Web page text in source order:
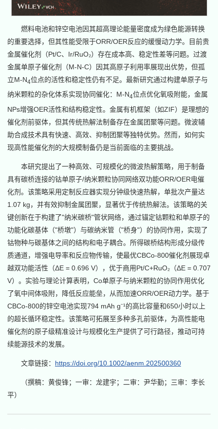
燃料电池和锌空电池因其超高理论能量密度成为绿色能源转换
的重要选择，但其性能受限于ORR/OER反应的缓慢动力学。目前贵
金属催化剂（Pt/C、Ir/RuO₂）存在成本高、稳定性差等问题。过渡
金属单原子催化剂（M-N-C）因其高原子利用率展现出优势，但孤
立M-N4位点的活性和稳定性仍有不足。最新研究通过构建单原子与
纳米颗粒的杂化体系实现协同催化：M-N4位点优化氧吸附能，金属
NPs增强OER活性和结构稳定性。金属有机框架（如ZIF）是理想的
催化剂前驱体，但其传统热解法制备存在金属团聚等问题。微波辅
助合成技术具有快速、高效、抑制团聚等独特优势。然而，如何实
现高性能催化剂的大规模制备仍是当前面临的主要挑战。
本研究提出了一种高效、可规模化的微波热解策略，用于制备
具有碳桥连接的钴单原子/纳米颗粒协同网络双功能ORR/OER电催
化剂。该策略采用定制反应器实现分钟级快速热解，单批次产量达
1.07 kg，并有效抑制金属团聚，显著优于传统热解法。该策略的关
键创新在于构建了"纳米碳桥"管状网络，通过锚定钴颗粒和单原子的
功能化碳基体（"桥墩"）与碳纳米管（"桥身"）的协同作用，实现了
钴物种与碳基体之间的结构和电子耦合。所得碳桥结构形成分级传
质通道，增强电导率和反应物传输，使最优CBCo-800催化剂展现卓
越双功能活性（ΔE = 0.696 V），优于商用Pt/C+RuO₂（ΔE = 0.707
V）。实验与理论计算表明，Co单原子与纳米颗粒的协同作用优化
了氧中间体吸附，降低反应能垒，从而加速ORR/OER动力学。基于
CBCo-800的锌空电池实现794 mAh g⁻¹的高比容量和650小时以上
的超长循环稳定性。该策略可拓展至多种多孔前驱体，为高性能电
催化剂的原子级精准设计与规模化生产提供了可行路径，推动可持
续能源技术的发展。
文章链接： https://doi.org/10.1002/aenm.202500360
（撰稿：黄俊锋；一审：龙建宇；二审：尹华勤；三审：李长
平）